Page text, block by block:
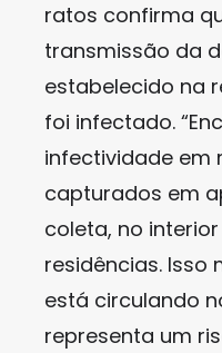
ratos confirma
transmissão da
estabelecido na
foi infectado.
infectividade em
capturados em
coleta, no
residências. Isso
está circulando
representa um